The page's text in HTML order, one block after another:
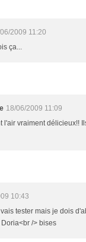
2009 11:20
ça...
18/06/2009 11:09
l'air vraiment délicieux!!
10:43
tester mais je dois
/> bises